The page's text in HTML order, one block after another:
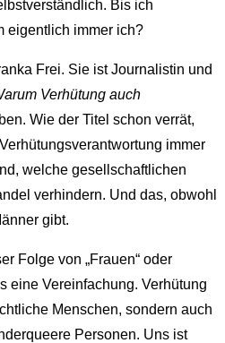
Bis ich
eigentlich immer ich?
Frei. Sie ist Journalistin und
Verhütung auch
Wie der Titel schon verrät,
immer
welche gesellschaftlichen
verhindern. Und das, obwohl
gibt.
Folge von „Frauen“ oder
eine Vereinfachung. Verhütung
Menschen, sondern auch
Personen. Uns ist